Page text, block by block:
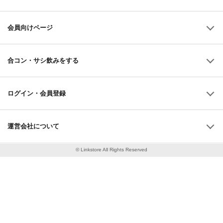
運営会社について
合コン・サシ飲みをする
ログイン・会員登録
会員向けページ
© Linkstore All Rights Reserved